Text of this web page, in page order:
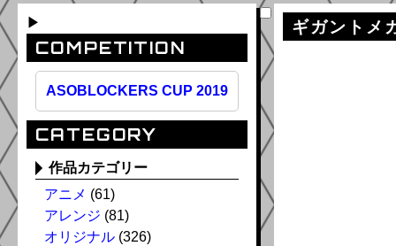
▶
COMPETITION
ASOBLOCKERS CUP 2019
CATEGORY
作品カテゴリー
アニメ (61)
アレンジ (81)
オリジナル (326)
ギガントメ